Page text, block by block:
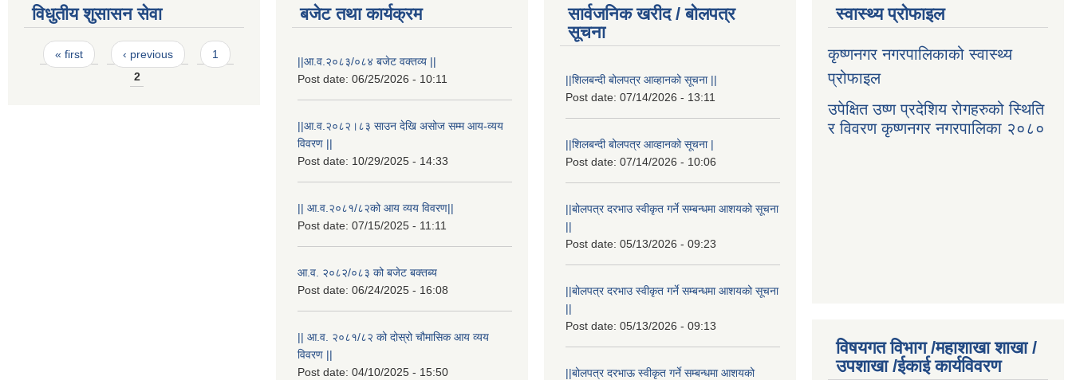
विधुतीय शुसासन सेवा
Pages
« first ‹ previous
1
2
बजेट तथा कार्यक्रम
||आ.व.२०८३/०८४ बजेट वक्तव्य ||
Post date: 06/25/2026 - 10:11
||आ.व.२०८२।८३ साउन देखि असोज सम्म आय-व्यय
विवरण ||
Post date: 10/29/2025 - 14:33
|| आ.व.२०८१/८२को आय व्यय विवरण||
Post date: 07/15/2025 - 11:11
आ.व. २०८२/०८३ को बजेट बक्तब्य
Post date: 06/24/2025 - 16:08
|| आ.व. २०८१/८२ को दोस्रो चौमासिक आय व्यय
विवरण ||
Post date: 04/10/2025 - 15:50
सार्वजनिक खरीद / बोलपत्र
सूचना
||शिलबन्दी बोलपत्र आव्हानको सूचना ||
Post date: 07/14/2026 - 13:11
||शिलबन्दी बोलपत्र आव्हानको सूचना |
Post date: 07/14/2026 - 10:06
||बोलपत्र दरभाउ स्वीकृत गर्ने सम्बन्धमा आशयको सूचना
||
Post date: 05/13/2026 - 09:23
||बोलपत्र दरभाउ स्वीकृत गर्ने सम्बन्धमा आशयको सूचना
||
Post date: 05/13/2026 - 09:13
||बोलपत्र दरभाऊ स्वीकृत गर्ने सम्बन्धमा आशयको
स्वास्थ्य प्रोफाइल
कृष्णनगर नगरपालिकाको स्वास्थ्य
प्रोफाइल
उपेक्षित उष्ण प्रदेशिय रोगहरुको स्थिति
र विवरण कृष्णनगर नगरपालिका २०८०
विषयगत विभाग /महाशाखा शाखा /
उपशाखा /ईकाई कार्यविवरण